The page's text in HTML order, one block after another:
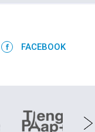
FACEBOOK